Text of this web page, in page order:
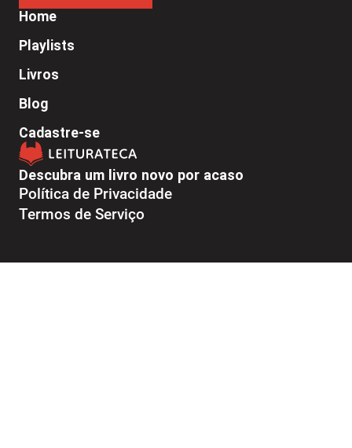
Descubra um livro novo por acaso
Política de Privacidade
Termos de Serviço
Home
Playlists
Livros
Blog
Cadastre-se